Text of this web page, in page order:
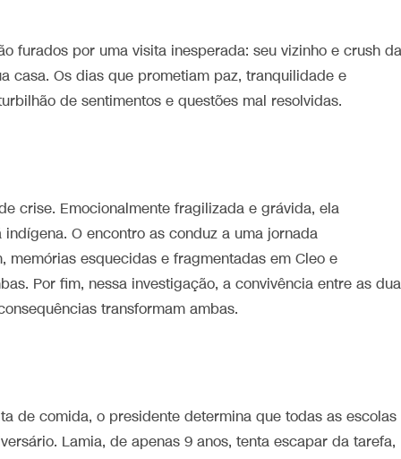
furados por uma visita inesperada: seu vizinho e crush da
casa. Os dias que prometiam paz, tranquilidade e
de sentimentos e questões mal resolvidas.
crise. Emocionalmente fragilizada e grávida, ela
O encontro as conduz a uma jornada
esquecidas e fragmentadas em Cleo e
Por fim, nessa investigação, a convivência entre as
transformam ambas.
de comida, o presidente determina que todas as escolas
Lamia, de apenas 9 anos, tenta escapar da tarefa,